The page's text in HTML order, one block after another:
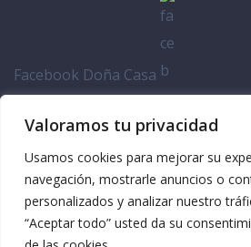
Valoramos tu privacidad
Usamos cookies para mejorar su
navegación, mostrarle anuncios o
personalizados y analizar nuestro
“Aceptar todo” usted da su
Facebook Doña Casa